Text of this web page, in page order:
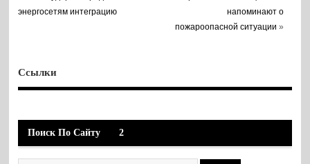
энергосетям интеграцию
напоминают о
пожароопасной ситуации »
Ссылки
Поиск По Сайту 2